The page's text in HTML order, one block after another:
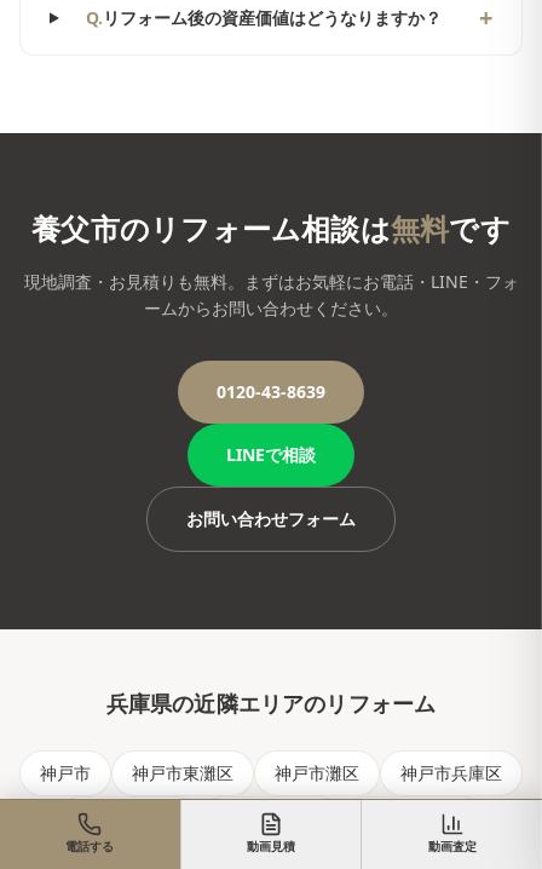
Q. リフォーム後の資産価値はどうなりますか？ +
養父市のリフォーム相談は無料です
現地調査・お見積りも無料。まずはお気軽にお電話・LINE・フォ
ームからお問い合わせください。
0120-43-8639
LINEで相談
お問い合わせフォーム
兵庫県の近隣エリアのリフォーム
神戸市 神戸市東灘区 神戸市灘区
神戸市兵庫区
神戸市長田区
神戸市須磨区
神戸市垂水区
電話する 動画見積 動画査定